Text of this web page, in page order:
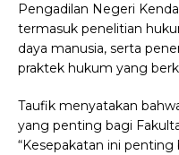
Pengadilan Negeri
termasuk penelitian
daya manusia, serta
praktek hukum yang
Taufik menyatakan
yang penting bagi
“Kesepakatan ini